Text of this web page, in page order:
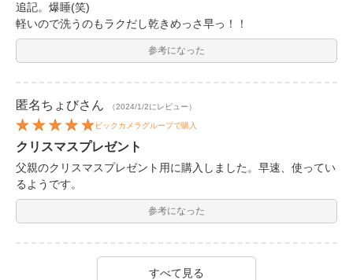
追記。爆睡(笑)
軽いので洗うのもラクだし乾きめっさ早っ！！
参考になった
匿名ちょびさん （2024/1/2にレビュー）
ビックカメラグループで購入
クリスマスプレゼント
父親のクリスマスプレゼント用に購入しました。早速、使ってい
るようです。
参考になった
すべて見る